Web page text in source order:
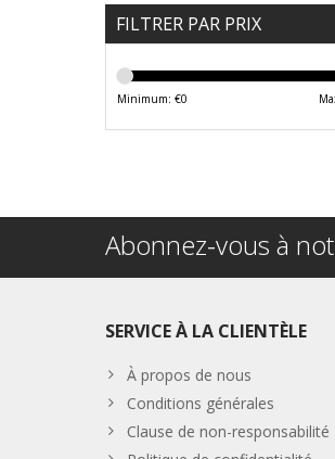
FILTRER PAR PRIX
Minimum: €0
Abonnez-vous à
SERVICE À LA CLIENTÈLE
À propos de nous
Conditions générales
Clause de non-responsabilité